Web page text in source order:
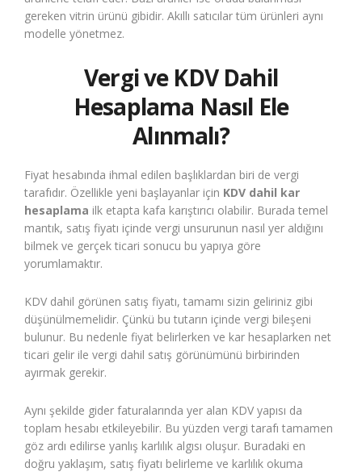
gereken vitrin ürünü gibidir. Akıllı satıcılar tüm ürünleri aynı
modelle yönetmez.
Vergi ve KDV Dahil
Hesaplama Nasıl Ele
Alınmalı?
Fiyat hesabında ihmal edilen başlıklardan biri de vergi
tarafıdır. Özellikle yeni başlayanlar için KDV dahil kar
hesaplama ilk etapta kafa karıştırıcı olabilir. Burada temel
mantık, satış fiyatı içinde vergi unsurunun nasıl yer aldığını
bilmek ve gerçek ticari sonucu bu yapıya göre
yorumlamaktır.
KDV dahil görünen satış fiyatı, tamamı sizin geliriniz gibi
düşünülmemelidir. Çünkü bu tutarın içinde vergi bileşeni
bulunur. Bu nedenle fiyat belirlerken ve kar hesaplarken net
ticari gelir ile vergi dahil satış görünümünü birbirinden
ayırmak gerekir.
Aynı şekilde gider faturalarında yer alan KDV yapısı da
toplam hesabı etkileyebilir. Bu yüzden vergi tarafı tamamen
göz ardı edilirse yanlış karlılık algısı oluşur. Buradaki en
doğru yaklaşım, satış fiyatı belirleme ve karlılık okuma